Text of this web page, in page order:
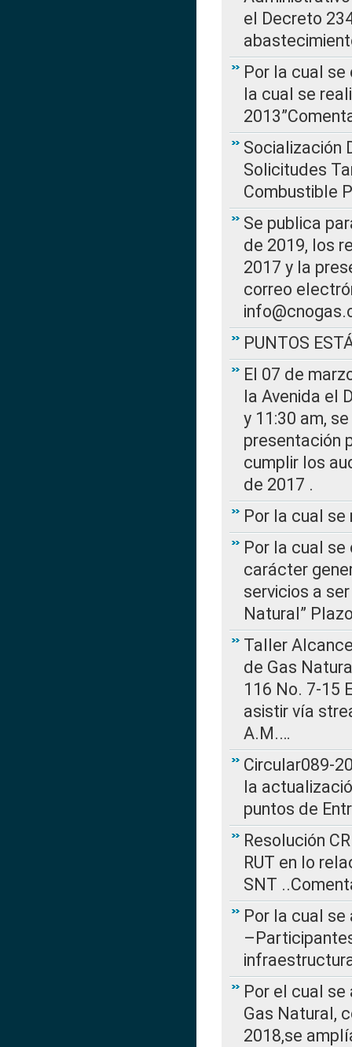
el Decreto
Por la cual se
la cual se
Socialización
Solicitudes
Combustible
Se publica
de 2019, los
2017 y la
correo
PUNTOS
El 07 de
la Avenida el
y 11:30 am,
presentación
cumplir los
de 2017 .
Por la cual se
Por la cual
carácter
servicios a
Natural”
Taller
de Gas
116 No. 7-15
asistir vía
A.M.…
Circular089-
la
puntos de
Resolución
RUT en lo
SNT
Por la cual se
Por el cual
Gas Natural,
2018,se